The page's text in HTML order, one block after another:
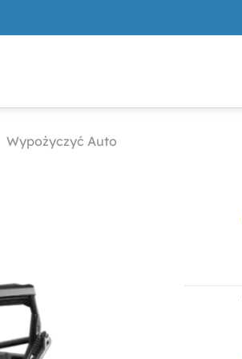
Wypożyczyć Auto